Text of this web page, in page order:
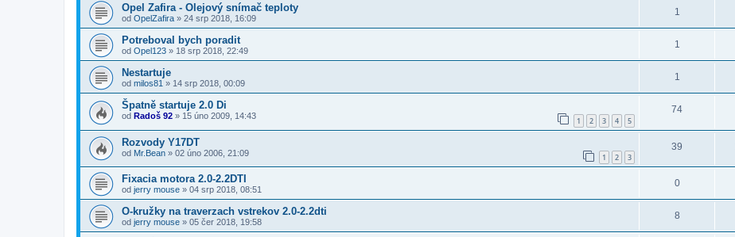
Opel Zafira - Olejový snímač teploty
od OpelZafira » 24 srp 2018, 16:09
1
Potreboval bych poradit
od Opel123 » 18 srp 2018, 22:49
1
Nestartuje
od milos81 » 14 srp 2018, 00:09
1
Špatně startuje 2.0 Di
od Radoš 92 » 15 úno 2009, 14:43 1 2 3 4 5
74
Rozvody Y17DT
od Mr.Bean » 02 úno 2006, 21:09 1 2 3
39
Fixacia motora 2.0-2.2DTI
od jerry mouse » 04 srp 2018, 08:51
0
O-kružky na traverzach vstrekov 2.0-2.2dti
od jerry mouse » 05 čer 2018, 19:58
8